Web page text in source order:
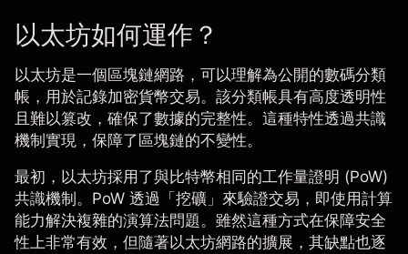
以太坊如何運作？
以太坊是一個區塊鏈網路，可以理解為公開的數碼分類
帳，用於記錄加密貨幣交易。該分類帳具有高度透明性
且難以篡改，確保了數據的完整性。這種特性透過共識
機制實現，保障了區塊鏈的不變性。
最初，以太坊採用了與比特幣相同的工作量證明 (PoW)
共識機制。PoW 透過「挖礦」來驗證交易，即使用計算
能力解決複雜的演算法問題。雖然這種方式在保障安全
性上非常有效，但隨著以太坊網路的擴展，其缺點也逐